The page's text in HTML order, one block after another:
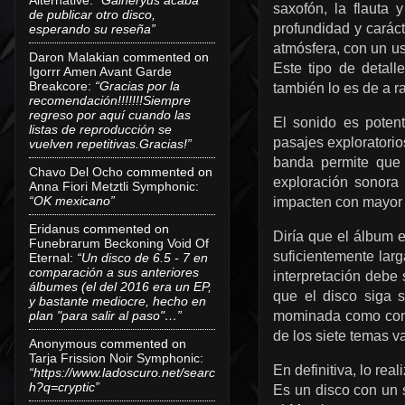
saxofón, la flauta
profundidad y
atmósfera, con un
Este tipo de
también lo es de a
El sonido es
pasajes
banda permite
exploración
impacten con
Diría que el álbum
suficientemente
interpretación debe
que el disco siga
mominada como
de los siete temas
En definitiva, lo
Es un disco con un
de publicar otro disco,
esperando su reseña”
Daron Malakian commented on
Igorrr Amen Avant Garde
Breakcore: “Gracias por la
recomendación!!!!!!!Siempre
regreso por aquí cuando las
listas de reproducción se
vuelven repetitivas.Gracias!”
Chavo Del Ocho commented on
Anna Fiori Metztli Symphonic:
“OK mexicano”
Eridanus commented on
Funebrarum Beckoning Void Of
Eternal: “Un disco de 6.5 - 7 en
comparación a sus anteriores
álbumes (el del 2016 era un EP,
y bastante mediocre, hecho en
plan "para salir al paso"…”
Anonymous commented on
Tarja Frission Noir Symphonic:
“https://www.ladoscuro.net/searc
h?q=cryptic”